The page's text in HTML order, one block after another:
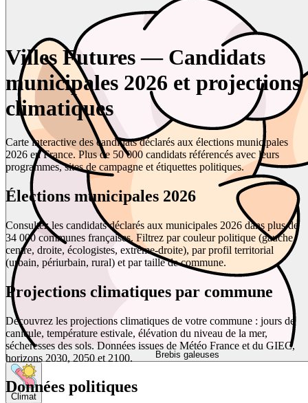
Brebis galeuses
Climat
Villes Futures — Candidats
municipales 2026 et projections
climatiques
Carte interactive des candidats déclarés aux élections municipales
2026 en France. Plus de 50 000 candidats référencés avec leurs
programmes, sites de campagne et étiquettes politiques.
Élections municipales 2026
Consultez les candidats déclarés aux municipales 2026 dans plus de
34 000 communes françaises. Filtrez par couleur politique (gauche,
centre, droite, écologistes, extrême-droite), par profil territorial
(urbain, périurbain, rural) et par taille de commune.
Projections climatiques par commune
Découvrez les projections climatiques de votre commune : jours de
canicule, température estivale, élévation du niveau de la mer,
sécheresses des sols. Données issues de Météo France et du GIEC,
horizons 2030, 2050 et 2100.
Données politiques